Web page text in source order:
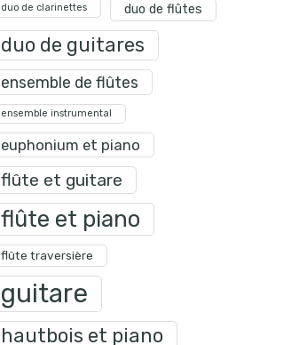
duo de clarinettes duo de flûtes
duo de guitares
ensemble de flûtes
ensemble instrumental
euphonium et piano
flûte et guitare
flûte et piano
flûte traversière
guitare
hautbois et piano